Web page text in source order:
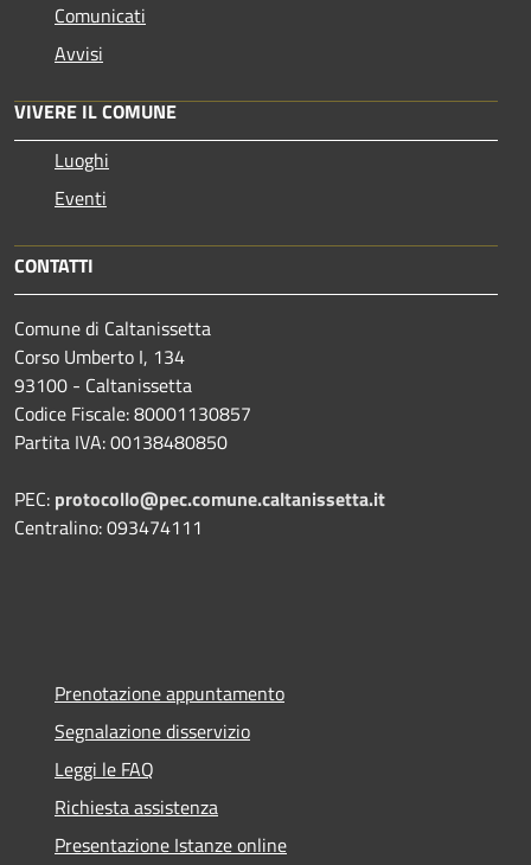
Comunicati
Avvisi
VIVERE IL COMUNE
Luoghi
Eventi
CONTATTI
Comune di Caltanissetta
Corso Umberto I, 134
93100 - Caltanissetta
Codice Fiscale: 80001130857
Partita IVA: 00138480850
PEC: protocollo@pec.comune.caltanissetta.it
Centralino: 093474111
Prenotazione appuntamento
Segnalazione disservizio
Leggi le FAQ
Richiesta assistenza
Presentazione Istanze online